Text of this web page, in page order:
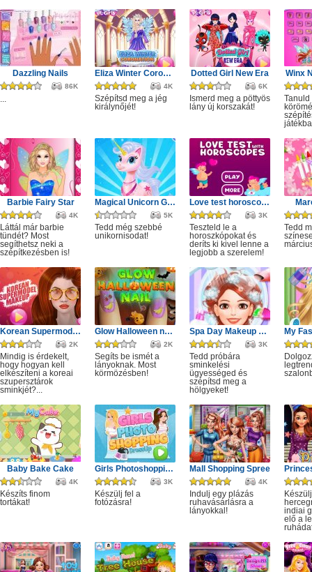
Dazzling Nails
86K
...
Eliza Winter Coronation
4K
Szépítsd meg a jég
királynőjét!
Dotted Girl New Era
6K
Ismerd meg a pöttyös
lány új korszakát!
Winx
Tanuld
Barbie Fairy Star
4K
Láttál már barbie
tündét? Most
segíthetsz neki a
szépítkezésben is!
Magical Unicorn Grooming World
5K
Tedd még szebbé
unikornisodat!
Love test horoscopes
3K
Teszteld le a
horoszkópokat és
deríts ki kivel lenne a
legjobb a szerelem!
Tedd
Korean Supermodel Makeup
2K
Mindig is érdekelt,
hogy hogyan kell
elkészíteni a koreai
szupersztárok
sminkjét?...
Glow Halloween nails polish
2K
Segíts be ismét a
lányoknak. Most
körmözésben!
Spa Day Makeup Artist
3K
Tedd próbára
sminkelési
ügyességed és
szépítsd meg a
hölgyeket!
Baby Bake Cake
4K
Készíts finom
tortákat!
Girls Photoshopping Dressup
3K
Készülj fel a
fotózásra!
Mall Shopping Spree
4K
Indulj egy plázás
ruhavásárlásra a
lányokkal!
indiai
elő a